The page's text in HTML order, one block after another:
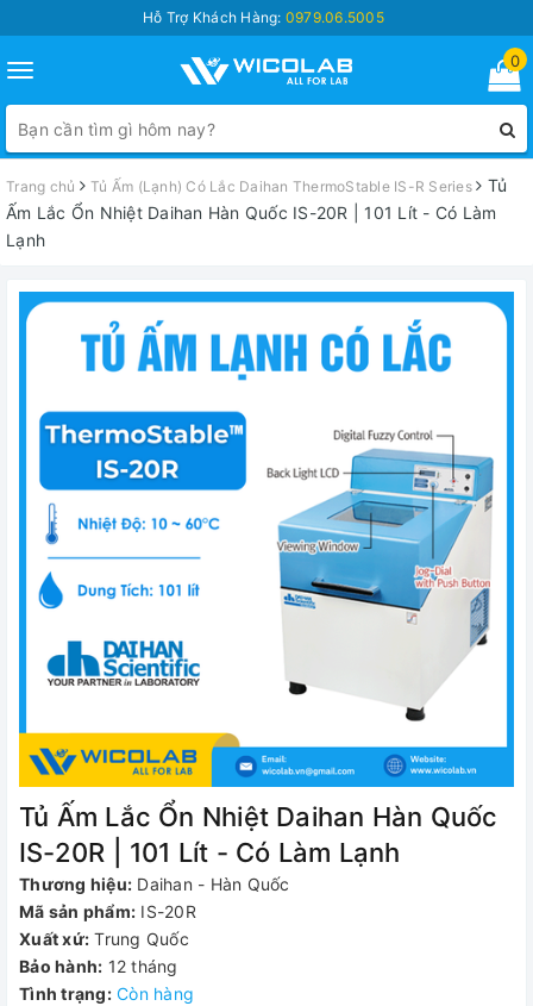
Hỗ Trợ Khách Hàng: 0979.06.5005
Toggle
navigation
0
Trang chủ Tủ Ấm (Lạnh) Có Lắc Daihan ThermoStable IS-R Series
Tủ
Ấm Lắc Ổn Nhiệt Daihan Hàn Quốc IS-20R | 101 Lít - Có Làm
Lạnh
Tủ Ấm Lắc Ổn Nhiệt Daihan Hàn Quốc
IS-20R | 101 Lít - Có Làm Lạnh
Thương hiệu: Daihan - Hàn Quốc
Mã sản phẩm: IS-20R
Xuất xứ: Trung Quốc
Bảo hành: 12 tháng
Tình trạng: Còn hàng